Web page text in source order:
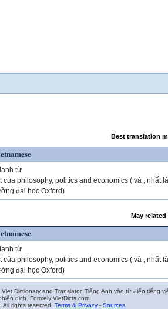
Best translation
từ
của philosophy, politics and economics ( và ; nhất
đại học Oxford)
May
từ
của philosophy, politics and economics ( và ; nhất
đại học Oxford)
Dictionary and Translator. Tiếng Anh vào từ điển tiếng
dịch. Formely VietDicts.com.
rights reserved. Terms & Privacy- Sources